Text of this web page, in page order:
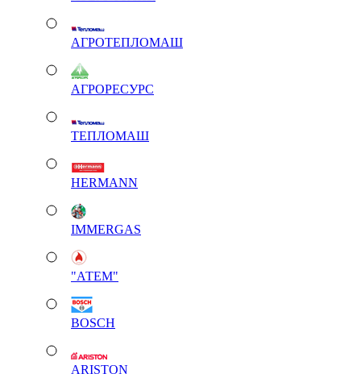
АГРОТЕПЛОМАШ
АГРОРЕСУРС
ТЕПЛОМАШ
HERMANN
IMMERGAS
"АТЕМ"
BOSCH
ARISTON